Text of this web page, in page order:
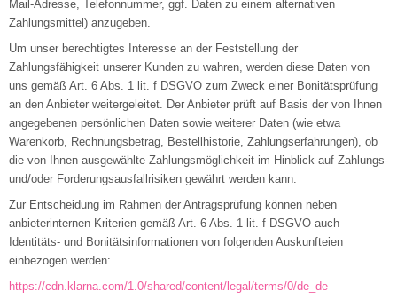
Mail-Adresse, Telefonnummer, ggf. Daten zu einem alternativen
Zahlungsmittel) anzugeben.
Um unser berechtigtes Interesse an der Feststellung der
Zahlungsfähigkeit unserer Kunden zu wahren, werden diese Daten von
uns gemäß Art. 6 Abs. 1 lit. f DSGVO zum Zweck einer Bonitätsprüfung
an den Anbieter weitergeleitet. Der Anbieter prüft auf Basis der von Ihnen
angegebenen persönlichen Daten sowie weiterer Daten (wie etwa
Warenkorb, Rechnungsbetrag, Bestellhistorie, Zahlungserfahrungen), ob
die von Ihnen ausgewählte Zahlungsmöglichkeit im Hinblick auf Zahlungs-
und/oder Forderungsausfallrisiken gewährt werden kann.
Zur Entscheidung im Rahmen der Antragsprüfung können neben
anbieterinternen Kriterien gemäß Art. 6 Abs. 1 lit. f DSGVO auch
Identitäts- und Bonitätsinformationen von folgenden Auskunfteien
einbezogen werden:
https://cdn.klarna.com/1.0/shared/content/legal/terms/0/de_de